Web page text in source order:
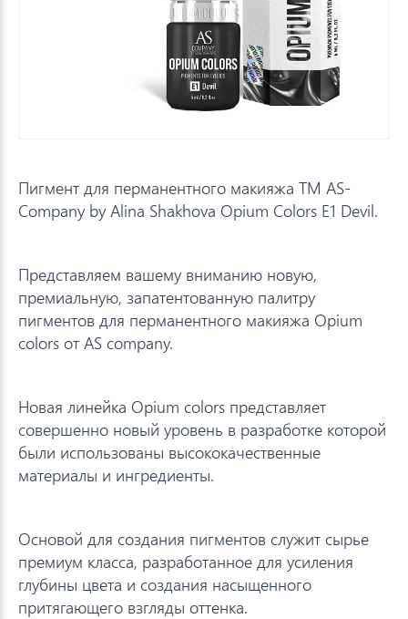
Пигмент для перманентного макияжа TM AS-
Company by Alina Shakhova Opium Colors E1 Devil.
Представляем вашему вниманию новую,
премиальную, запатентованную палитру
пигментов для перманентного макияжа Opium
colors от AS company.
Новая линейка Opium colors представляет
совершенно новый уровень в разработке которой
были использованы высококачественные
материалы и ингредиенты.
Основой для создания пигментов служит сырье
премиум класса, разработанное для усиления
глубины цвета и создания насыщенного
притягающего взгляды оттенка.